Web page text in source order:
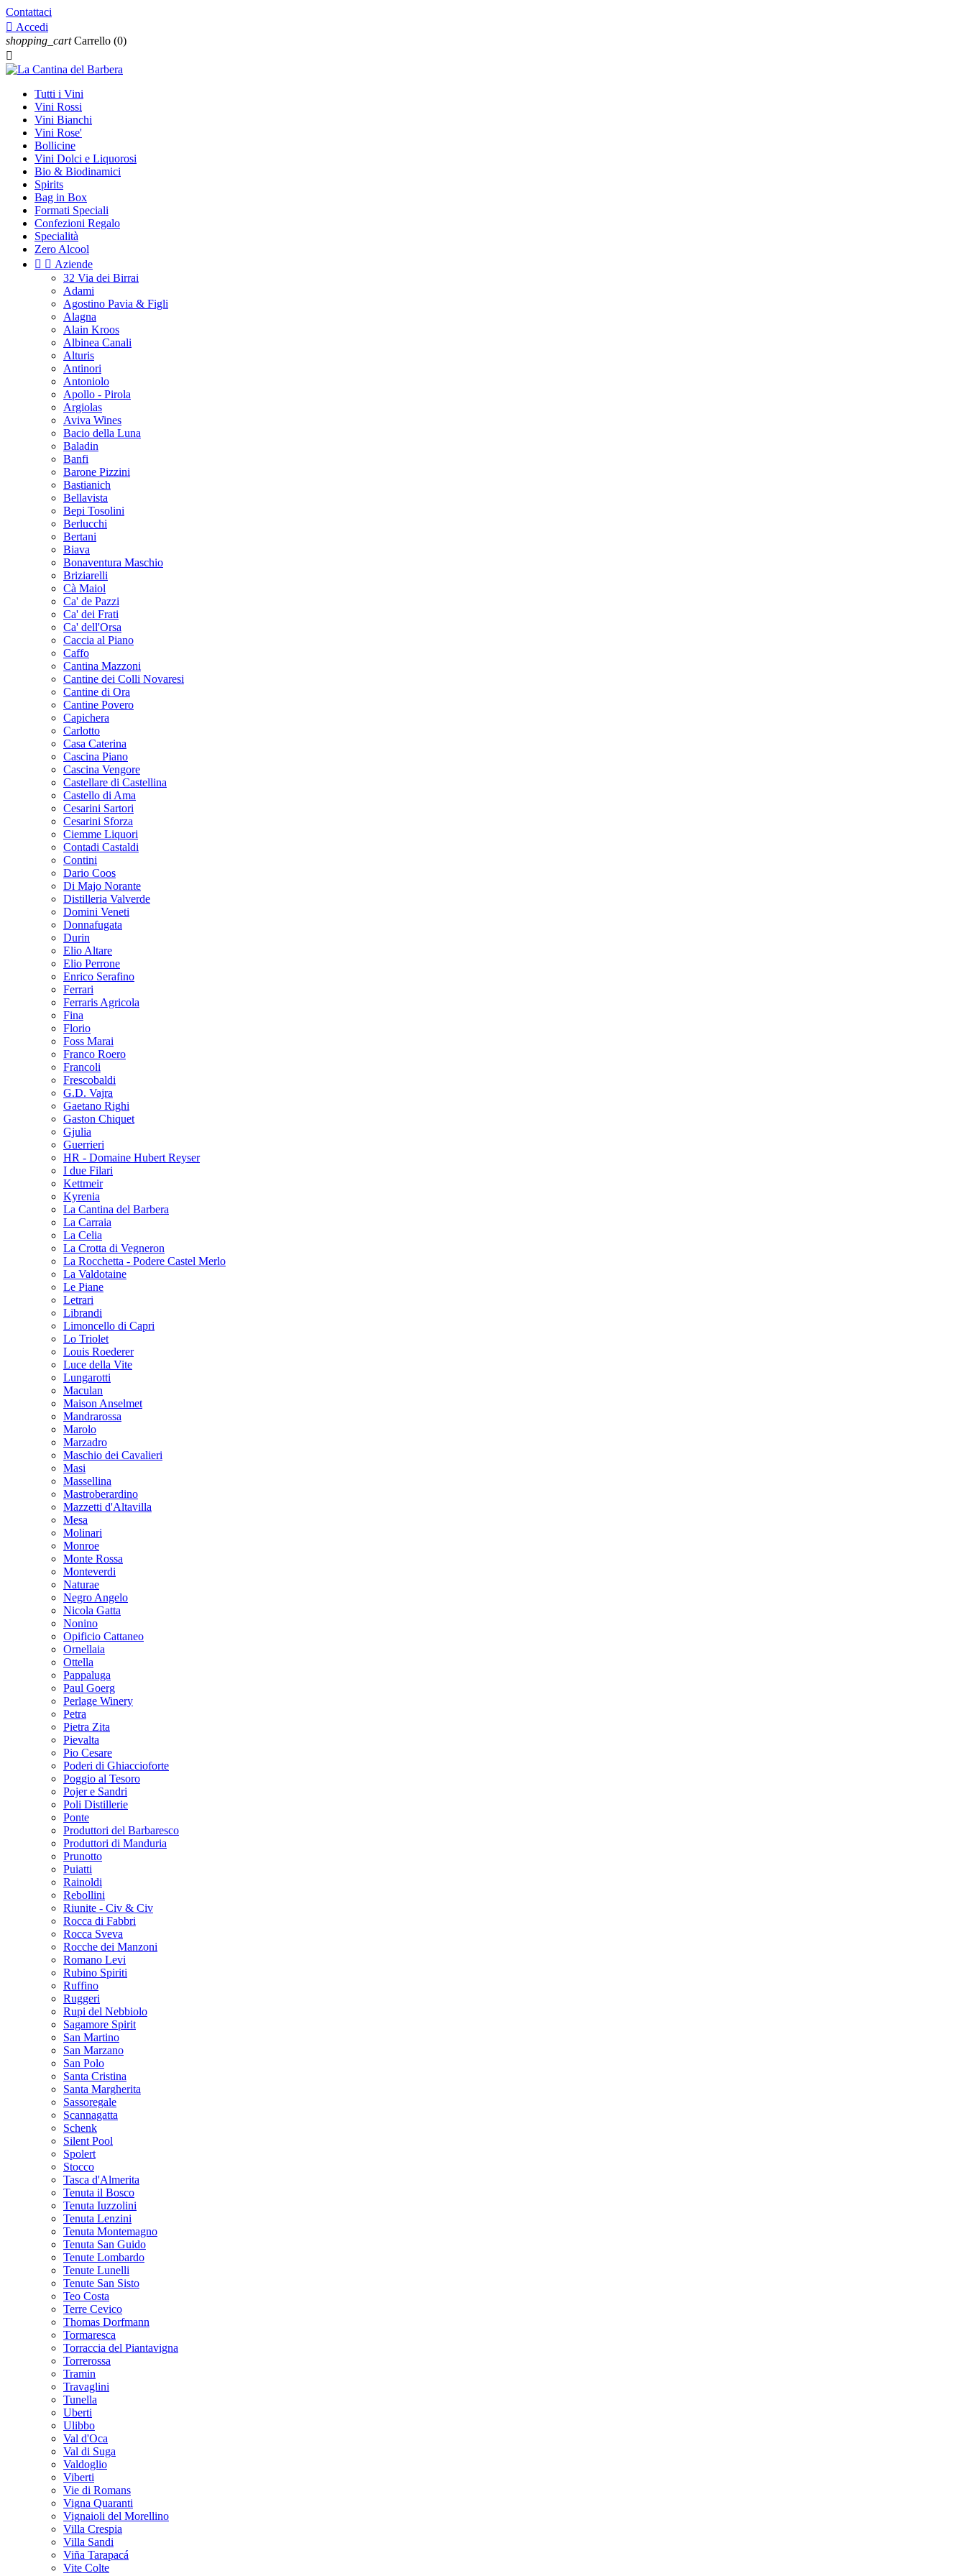
Contattaci
 Accedi
shopping_cart Carrello (0)

Tutti i Vini
Vini Rossi
Vini Bianchi
Vini Rose'
Bollicine
Vini Dolci e Liquorosi
Bio & Biodinamici
Spirits
Bag in Box
Formati Speciali
Confezioni Regalo
Specialità
Zero Alcool
  Aziende
32 Via dei Birrai
Adami
Agostino Pavia & Figli
Alagna
Alain Kroos
Albinea Canali
Alturis
Antinori
Antoniolo
Apollo - Pirola
Argiolas
Aviva Wines
Bacio della Luna
Baladin
Banfi
Barone Pizzini
Bastianich
Bellavista
Bepi Tosolini
Berlucchi
Bertani
Biava
Bonaventura Maschio
Briziarelli
Cà Maiol
Ca' de Pazzi
Ca' dei Frati
Ca' dell'Orsa
Caccia al Piano
Caffo
Cantina Mazzoni
Cantine dei Colli Novaresi
Cantine di Ora
Cantine Povero
Capichera
Carlotto
Casa Caterina
Cascina Piano
Cascina Vengore
Castellare di Castellina
Castello di Ama
Cesarini Sartori
Cesarini Sforza
Ciemme Liquori
Contadi Castaldi
Contini
Dario Coos
Di Majo Norante
Distilleria Valverde
Domini Veneti
Donnafugata
Durin
Elio Altare
Elio Perrone
Enrico Serafino
Ferrari
Ferraris Agricola
Fina
Florio
Foss Marai
Franco Roero
Francoli
Frescobaldi
G.D. Vajra
Gaetano Righi
Gaston Chiquet
Gjulia
Guerrieri
HR - Domaine Hubert Reyser
I due Filari
Kettmeir
Kyrenia
La Cantina del Barbera
La Carraia
La Celia
La Crotta di Vegneron
La Rocchetta - Podere Castel Merlo
La Valdotaine
Le Piane
Letrari
Librandi
Limoncello di Capri
Lo Triolet
Louis Roederer
Luce della Vite
Lungarotti
Maculan
Maison Anselmet
Mandrarossa
Marolo
Marzadro
Maschio dei Cavalieri
Masi
Massellina
Mastroberardino
Mazzetti d'Altavilla
Mesa
Molinari
Monroe
Monte Rossa
Monteverdi
Naturae
Negro Angelo
Nicola Gatta
Nonino
Opificio Cattaneo
Ornellaia
Ottella
Pappaluga
Paul Goerg
Perlage Winery
Petra
Pietra Zita
Pievalta
Pio Cesare
Poderi di Ghiaccioforte
Poggio al Tesoro
Pojer e Sandri
Poli Distillerie
Ponte
Produttori del Barbaresco
Produttori di Manduria
Prunotto
Puiatti
Rainoldi
Rebollini
Riunite - Civ & Civ
Rocca di Fabbri
Rocca Sveva
Rocche dei Manzoni
Romano Levi
Rubino Spiriti
Ruffino
Ruggeri
Rupi del Nebbiolo
Sagamore Spirit
San Martino
San Marzano
San Polo
Santa Cristina
Santa Margherita
Sassoregale
Scannagatta
Schenk
Silent Pool
Spolert
Stocco
Tasca d'Almerita
Tenuta il Bosco
Tenuta Iuzzolini
Tenuta Lenzini
Tenuta Montemagno
Tenuta San Guido
Tenute Lombardo
Tenute Lunelli
Tenute San Sisto
Teo Costa
Terre Cevico
Thomas Dorfmann
Tormaresca
Torraccia del Piantavigna
Torrerossa
Tramin
Travaglini
Tunella
Uberti
Ulibbo
Val d'Oca
Val di Suga
Valdoglio
Viberti
Vie di Romans
Vigna Quaranti
Vignaioli del Morellino
Villa Crespia
Villa Sandi
Viña Tarapacá
Vite Colte